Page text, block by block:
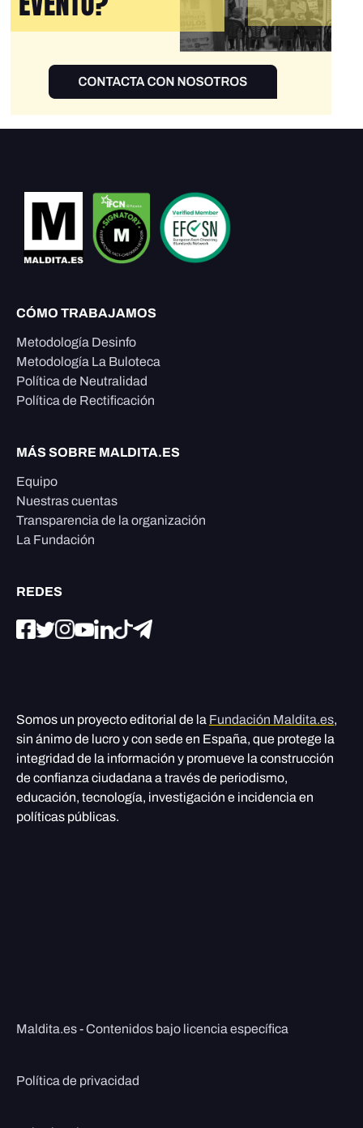
CÓMO TRABAJAMOS
Metodología Desinfo
Metodología La Buloteca
Política de Neutralidad
Política de Rectificación
MÁS SOBRE MALDITA.ES
Equipo
Nuestras cuentas
Transparencia de la organización
La Fundación
REDES
Somos un proyecto editorial de la Fundación Maldita.es,
sin ánimo de lucro y con sede en España, que protege la
integridad de la información y promueve la construcción
de confianza ciudadana a través de periodismo,
educación, tecnología, investigación e incidencia en
políticas públicas.
Maldita.es - Contenidos bajo licencia específica
Política de privacidad